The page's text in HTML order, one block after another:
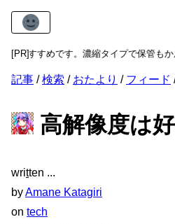
[PR]
おすすめです。濃縮タイプで保管もかん
記事 検索 おたより フィード
高解像度は
written
byAmane Katagiri
on tech